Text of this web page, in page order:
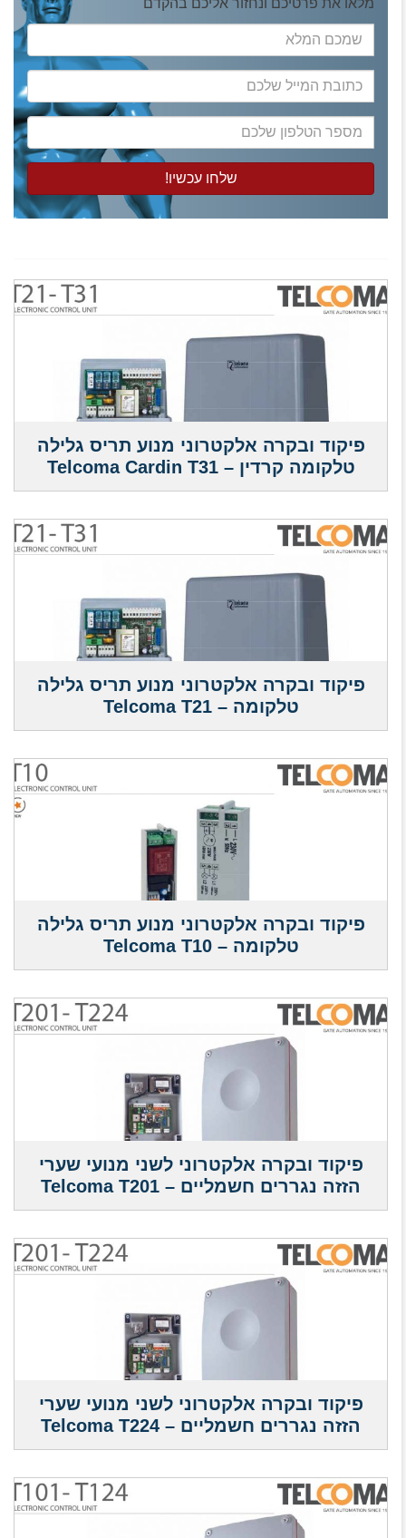
שמכם
המלא
כתובת
המייל
שלכם
מספר
הטלפון
שלכם
פיקוד ובקרה אלקטרוני מנוע תריס גלילה
טלקומה קרדין – Telcoma Cardin T31
פיקוד ובקרה אלקטרוני מנוע תריס גלילה
טלקומה – Telcoma T21
פיקוד ובקרה אלקטרוני מנוע תריס גלילה
טלקומה – Telcoma T10
פיקוד ובקרה אלקטרוני לשני מנועי שערי
הזזה נגררים חשמליים – Telcoma T201
פיקוד ובקרה אלקטרוני לשני מנועי שערי
הזזה נגררים חשמליים – Telcoma T224